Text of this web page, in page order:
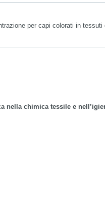
per capi colorati in
nella chimica tessile e